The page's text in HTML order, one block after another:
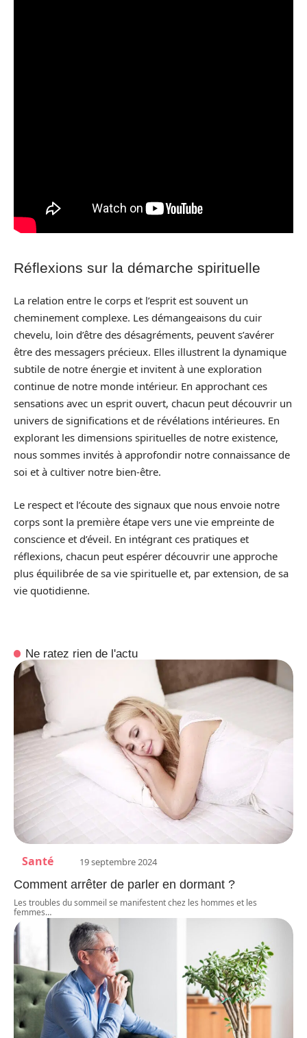
Réflexions sur la démarche spirituelle
La relation entre le corps et l’esprit est souvent un
cheminement complexe. Les démangeaisons du cuir
chevelu, loin d’être des désagréments, peuvent s’avérer
être des messagers précieux. Elles illustrent la dynamique
subtile de notre énergie et invitent à une exploration
continue de notre monde intérieur. En approchant ces
sensations avec un esprit ouvert, chacun peut découvrir un
univers de significations et de révélations intérieures. En
explorant les dimensions spirituelles de notre existence,
nous sommes invités à approfondir notre connaissance de
soi et à cultiver notre bien-être.
Le respect et l’écoute des signaux que nous envoie notre
corps sont la première étape vers une vie empreinte de
conscience et d’éveil. En intégrant ces pratiques et
réflexions, chacun peut espérer découvrir une approche
plus équilibrée de sa vie spirituelle et, par extension, de sa
vie quotidienne.
Ne ratez rien de l'actu
Santé 19 septembre 2024
Comment arrêter de parler en dormant ?
Les troubles du sommeil se manifestent chez les hommes et les
femmes…